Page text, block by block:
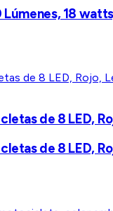
Lúmenes, 18
de 8 LED,
de 8 LED,